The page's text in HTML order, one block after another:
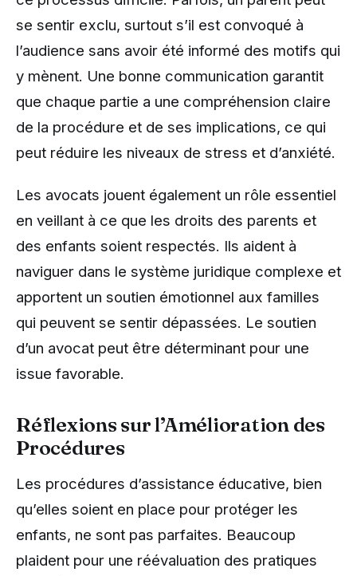
se sentir exclu, surtout s’il est convoqué à
l’audience sans avoir été informé des motifs qui
y mènent. Une bonne communication garantit
que chaque partie a une compréhension claire
de la procédure et de ses implications, ce qui
peut réduire les niveaux de stress et d’anxiété.
Les avocats jouent également un rôle essentiel
en veillant à ce que les droits des parents et
des enfants soient respectés. Ils aident à
naviguer dans le système juridique complexe et
apportent un soutien émotionnel aux familles
qui peuvent se sentir dépassées. Le soutien
d’un avocat peut être déterminant pour une
issue favorable.
Réflexions sur l’Amélioration des
Procédures
Les procédures d’assistance éducative, bien
qu’elles soient en place pour protéger les
enfants, ne sont pas parfaites. Beaucoup
plaident pour une réévaluation des pratiques